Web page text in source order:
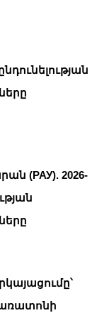
(РАУ). 2026-